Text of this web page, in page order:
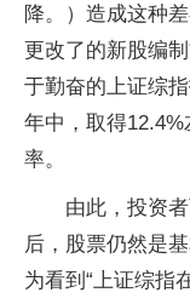
降。）造成这种
更改了的新股编
于勤奋的上证综
年中，取得
率。
由此，投资
后，股票仍然是
为看到“上证综指